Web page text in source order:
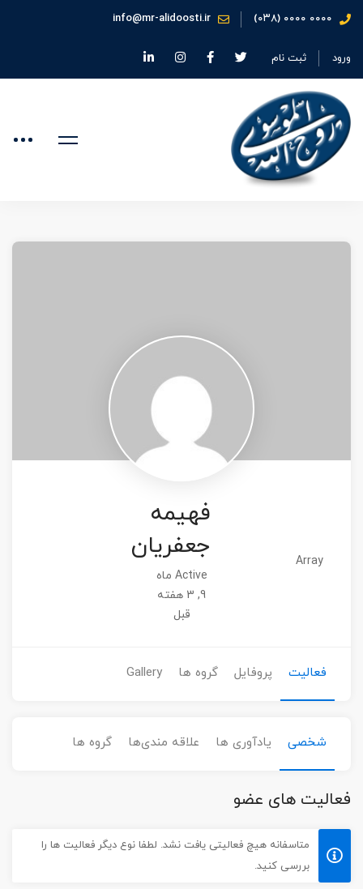
۰۰۰۰ ۰۰۰۰ (۰۳۸) info@mr-alidoosti.ir
ورود ثبت نام
Array
فهیمه
جعفریان
Active ماه
9, 3 هفته
قبل
فعالیت پروفایل گروه ها Gallery
شخصی یادآوری ها علاقه مندی‌ها گروه ها
فعالیت های عضو
متاسفانه هیچ فعالیتی یافت نشد. لطفا نوع دیگر فعالیت ها را
بررسی کنید.